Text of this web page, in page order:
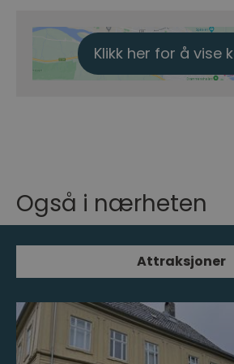
Klikk her for å vise
Også i nærheten
Attraksjoner